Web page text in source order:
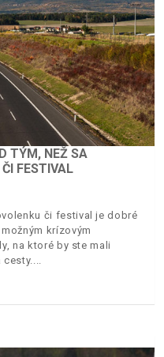
TÝM, NEŽ SA
FESTIVAL
či festival je dobré
krízovým
na ktoré by ste mali